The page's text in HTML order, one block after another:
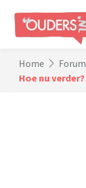
Home Forum
Hoe nu verder?